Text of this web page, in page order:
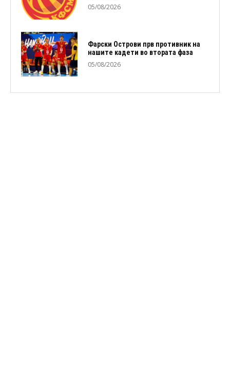
05/08/2026
Фарски Острови прв противник на
нашите кадети во втората фаза
05/08/2026